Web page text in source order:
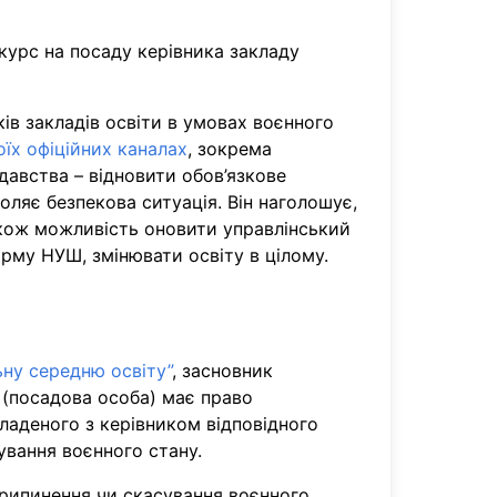
на посаду керівника закладу
закладів освіти в умовах воєнного
офіційних каналах, зокрема
– відновити обов’язкове
безпекова ситуація. Він наголошує,
можливість оновити управлінський
НУШ, змінювати освіту в цілому.
середню освіту”, засновник
особа) має право
з керівником відповідного
воєнного стану.